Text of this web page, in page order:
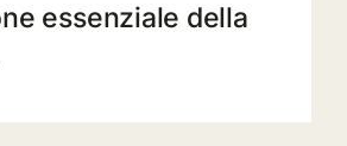
essenziale della